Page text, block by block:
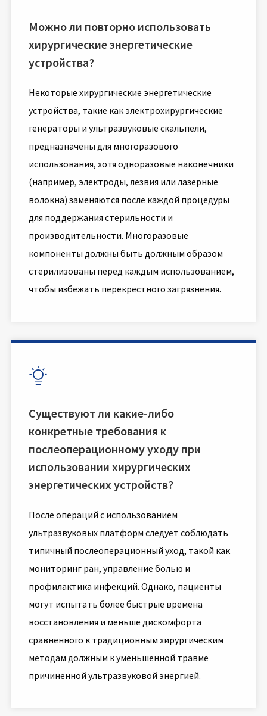
Можно ли повторно использовать
хирургические энергетические
устройства?
Некоторые хирургические энергетические
устройства, такие как электрохирургические
генераторы и ультразвуковые скальпели,
предназначены для многоразового
использования, хотя одноразовые наконечники
(например, электроды, лезвия или лазерные
волокна) заменяются после каждой процедуры
для поддержания стерильности и
производительности. Многоразовые
компоненты должны быть должным образом
стерилизованы перед каждым использованием,
чтобы избежать перекрестного загрязнения.

Существуют ли какие-либо
конкретные требования к
послеоперационному уходу при
использовании хирургических
энергетических устройств?
После операций с использованием
ультразвуковых платформ следует соблюдать
типичный послеоперационный уход, такой как
мониторинг ран, управление болью и
профилактика инфекций. Однако, пациенты
могут испытать более быстрые времена
восстановления и меньше дискомфорта
сравненного к традиционным хирургическим
методам должным к уменьшенной травме
причиненной ультразвуковой энергией.